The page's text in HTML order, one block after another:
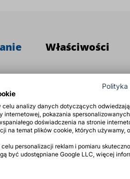
sodu
wykorzystywany
jako środek wybielający.
sodowa kwasu siarkawego
tworzyw sztucznych oraz
zanieczyszczenia chromowe.
Właściwości
celu analizy danych dotyczących
internetowej, pokazania
doświadczenia na stronie
na temat plików cookie, których używamy,
personalizacji reklam i pomiaru
być udostępniane Google LLC, więcej